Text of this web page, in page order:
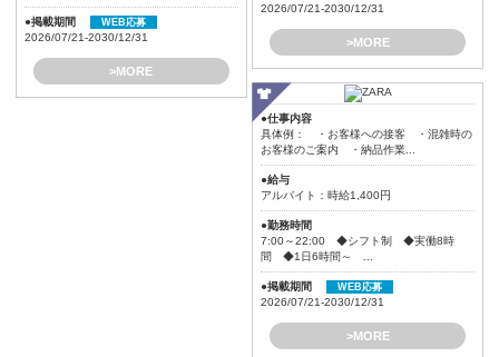
●掲載期間 WEB応募
2026/07/21-2030/12/31
>MORE
2026/07/21-2030/12/31
>MORE
●仕事内容
具体例： ・お客様への接客 ・混雑時の
お客様のご案内 ・納品作業...
●給与
アルバイト：時給1,400円
●勤務時間
7:00～22:00 ◆シフト制 ◆実働8時
間 ◆1日6時間～ ...
●掲載期間 WEB応募
2026/07/21-2030/12/31
>MORE